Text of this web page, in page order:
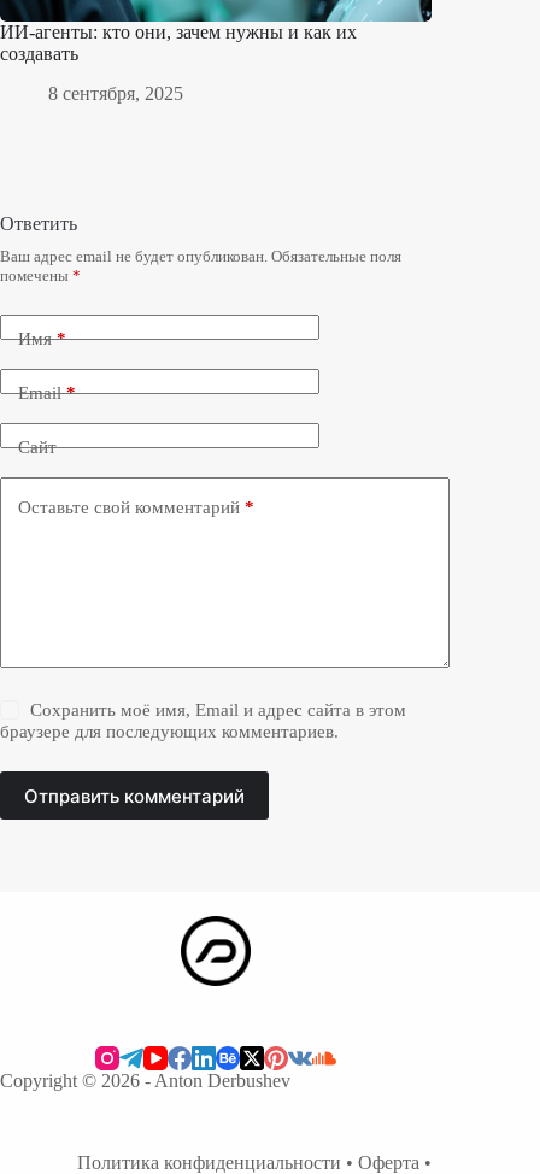
ИИ-агенты: кто они, зачем нужны и как их
создавать
8 сентября, 2025
Ответить
Ваш адрес email не будет опубликован. Обязательные поля
помечены *
Имя*
Email*
Сайт
Оставьте свой комментарий *
Сохранить моё имя, Email и адрес сайта в этом
браузере для последующих комментариев.
Отправить комментарий
Copyright © 2026 - Anton Derbushev
Политика конфиденциальности •Оферта •